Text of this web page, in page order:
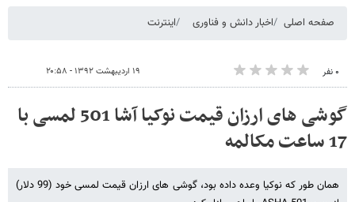
صفحه اصلی اخبار دانش و فناوری اینترنت
۰ نفر ۱۹ اردیبهشت ۱۳۹۲ - ۲۰:۵۸
گوشی های ارزان قیمت نوکیا آشا 501 لمسی با
17 ساعت مکالمه
همان طور که نوکیا وعده داده بود، گوشی های ارزان قیمت لمسی خود (99 دلار)